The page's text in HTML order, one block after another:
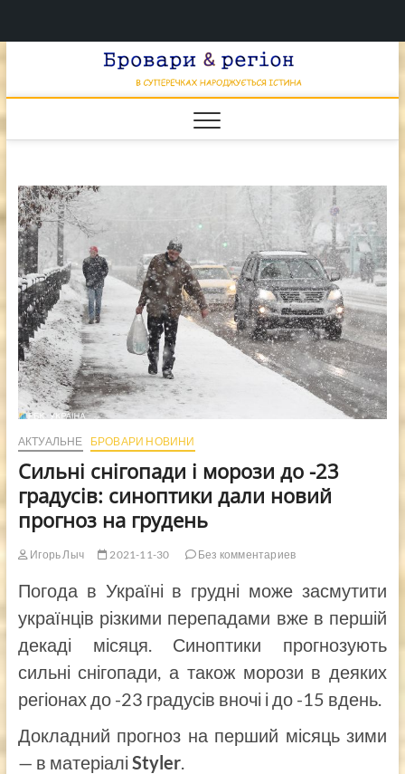
&
НАРОДЖУЄТЬСЯ
АКТУАЛЬНЕ БРОВАРИ НОВИНИ
Сильні снігопади і морози до -23
градусів: синоптики дали новий
прогноз на грудень
Игорь Лыч 2021-11-30 Без комментариев
Погода в Україні в грудні може засмутити
українців різкими перепадами вже в першій
декаді місяця. Синоптики прогнозують
сильні снігопади, а також морози в деяких
регіонах до -23 градусів вночі і до -15 вдень.
Докладний прогноз на перший місяць зими
— в матеріалі Styler.